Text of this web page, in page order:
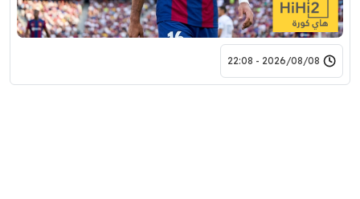
2026/08/08 - 22:08